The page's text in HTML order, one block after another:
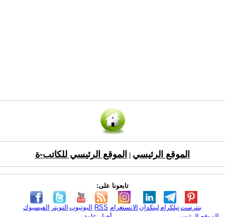
الموقع الرئيسي الموقع الرئيسي للكاتب-ة
تابعونا على:
الفيسبوك التويتر اليوتيوب RSS الانستغرام لينكدإن تيلكرامبنترست